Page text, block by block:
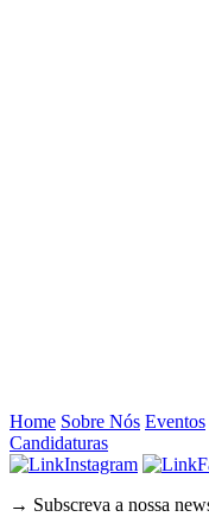
Home Sobre Nós Eventos
Candidaturas
Instagram
→ Subscreva a nossa